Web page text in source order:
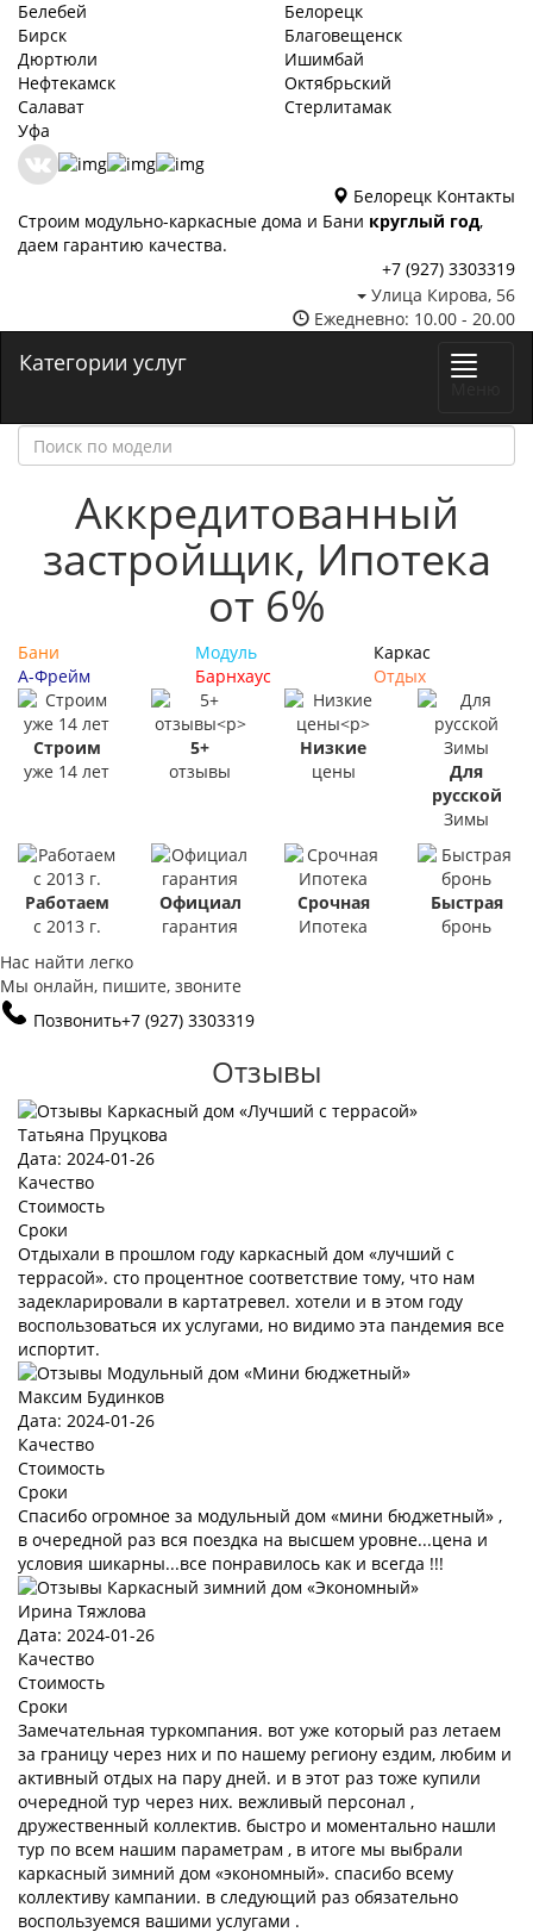
Белебей
Белорецк
Бирск
Благовещенск
Дюртюли
Ишимбай
Нефтекамск
Октябрьский
Салават
Стерлитамак
Уфа
Белорецк Контакты
Строим модульно-каркасные дома и Бани круглый год,
даем гарантию качества.
+7 (927) 3303319
Улица Кирова, 56
Ежедневно: 10.00 - 20.00
Категории услуг
Аккредитованный
застройщик, Ипотека
от 6%
Бани Модуль
Каркас
А-Фрейм
Барнхаус Отдых
Строим
уже 14 лет
5+
отзывы
Низкие
цены
Для
русской
Зимы
Работаем
с 2013 г.
Официал
гарантия
Срочная
Ипотека
Быстрая
бронь
Нас найти легко
Мы онлайн, пишите, звоните
Позвонить+7 (927) 3303319
Отзывы
Татьяна Пруцкова
Дата: 2024-01-26
Качество
Стоимость
Сроки
Отдыхали в прошлом году каркасный дом «лучший с
террасой». сто процентное соответствие тому, что нам
задекларировали в картатревел. хотели и в этом году
воспользоваться их услугами, но видимо эта пандемия все
испортит.
Максим Будинков
Дата: 2024-01-26
Качество
Стоимость
Сроки
Спасибо огромное за модульный дом «мини бюджетный» ,
в очередной раз вся поездка на высшем уровне...цена и
условия шикарны...все понравилось как и всегда !!!
Ирина Тяжлова
Дата: 2024-01-26
Качество
Стоимость
Сроки
Замечательная туркомпания. вот уже который раз летаем
за границу через них и по нашему региону ездим, любим и
активный отдых на пару дней. и в этот раз тоже купили
очередной тур через них. вежливый персонал ,
дружественный коллектив. быстро и моментально нашли
тур по всем нашим параметрам , в итоге мы выбрали
каркасный зимний дом «экономный». спасибо всему
коллективу кампании. в следующий раз обязательно
воспользуемся вашими услугами .